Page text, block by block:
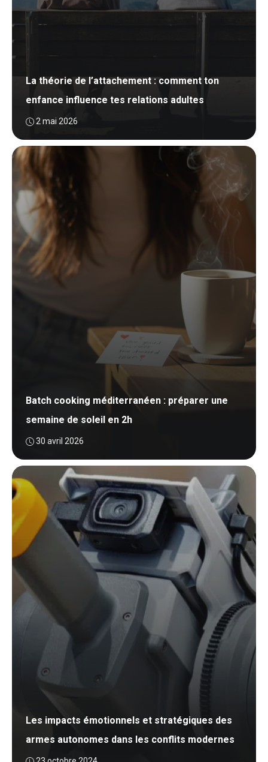
La théorie de l’attachement : comment ton
enfance influence tes relations adultes
2 mai 2026
Batch cooking méditerranéen : préparer une
semaine de soleil en 2h
30 avril 2026
Les impacts émotionnels et stratégiques des
armes autonomes dans les conflits modernes